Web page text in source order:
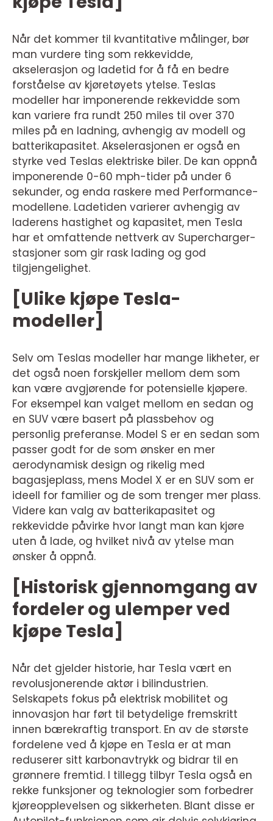
Når det kommer til kvantitative målinger, bør
man vurdere ting som rekkevidde,
akselerasjon og ladetid for å få en bedre
forståelse av kjøretøyets ytelse. Teslas
modeller har imponerende rekkevidde som
kan variere fra rundt 250 miles til over 370
miles på en ladning, avhengig av modell og
batterikapasitet. Akselerasjonen er også en
styrke ved Teslas elektriske biler. De kan oppnå
imponerende 0-60 mph-tider på under 6
sekunder, og enda raskere med Performance-
modellene. Ladetiden varierer avhengig av
laderens hastighet og kapasitet, men Tesla
har et omfattende nettverk av Supercharger-
stasjoner som gir rask lading og god
tilgjengelighet.
[Ulike kjøpe Tesla-
modeller]
Selv om Teslas modeller har mange likheter, er
det også noen forskjeller mellom dem som
kan være avgjørende for potensielle kjøpere.
For eksempel kan valget mellom en sedan og
en SUV være basert på plassbehov og
personlig preferanse. Model S er en sedan som
passer godt for de som ønsker en mer
aerodynamisk design og rikelig med
bagasjeplass, mens Model X er en SUV som er
ideell for familier og de som trenger mer plass.
Videre kan valg av batterikapasitet og
rekkevidde påvirke hvor langt man kan kjøre
uten å lade, og hvilket nivå av ytelse man
ønsker å oppnå.
[Historisk gjennomgang av
fordeler og ulemper ved
kjøpe Tesla]
Når det gjelder historie, har Tesla vært en
revolusjonerende aktør i bilindustrien.
Selskapets fokus på elektrisk mobilitet og
innovasjon har ført til betydelige fremskritt
innen bærekraftig transport. En av de største
fordelene ved å kjøpe en Tesla er at man
reduserer sitt karbonavtrykk og bidrar til en
grønnere fremtid. I tillegg tilbyr Tesla også en
rekke funksjoner og teknologier som forbedrer
kjøreopplevelsen og sikkerheten. Blant disse er